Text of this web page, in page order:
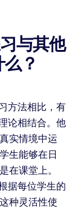
与其他
？
方法相比，有
论相结合。他
实情境中运
生能够在日
在课堂上。
据每位学生的
种灵活性使